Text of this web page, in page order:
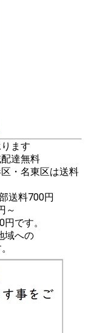
ます
達無料
・名東区は送料
送料700円
～
です。
域への